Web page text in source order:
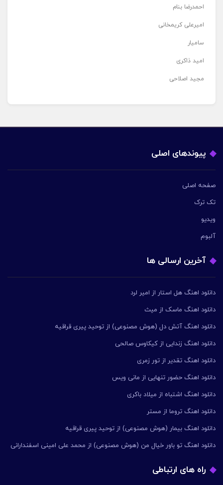
احمدرضا بنام
امیرعلی کریمخانی
سامیار
امید ذاکری
مجید اصلاحی
پیوندهای اصلی
صفحه اصلی
تک ترک
ویدیو
آلبوم
آخرین ارسالی ها
دانلود اهنگ هل استار از امیر لرد
دانلود اهنگ ماسک از میث
دانلود اهنگ آتش دل (هوش مصنوعی) از توحید پیری قراقیه
دانلود اهنگ زندایی از کیکاوس صالحی
دانلود اهنگ تقدیر از تور زمری
دانلود اهنگ حضور تنهایی از مانی ویس
دانلود اهنگ اشتباه از میلاد باکری
دانلود اهنگ تروما از مستر
دانلود اهنگ بیمار (هوش مصنوعی) از توحید پیری قراقیه
دانلود اهنگ تو باور خیال من (هوش مصنوعی) از محمد علی امینی اسفندارانی
راه های ارتباطی